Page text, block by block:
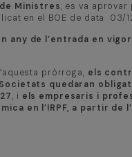
Ministres, es va aprovar
en el BOE de data 03/
any de l’entrada en
pròrroga, els
quedaran
, i els empresaris i
en l’IRPF, a partir de